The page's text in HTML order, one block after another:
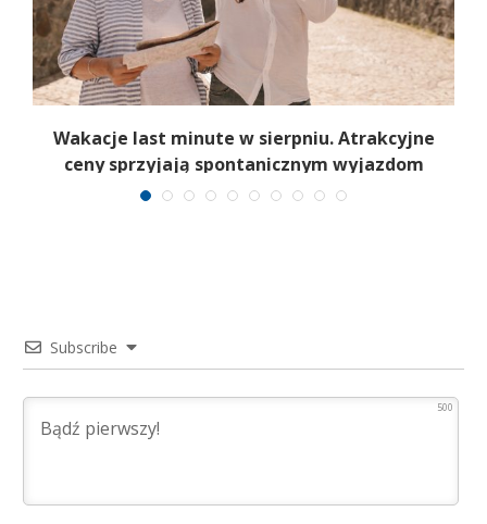
Wakacje last minute w sierpniu. Atrakcyjne
ceny sprzyjają spontanicznym wyjazdom
Subscribe
500